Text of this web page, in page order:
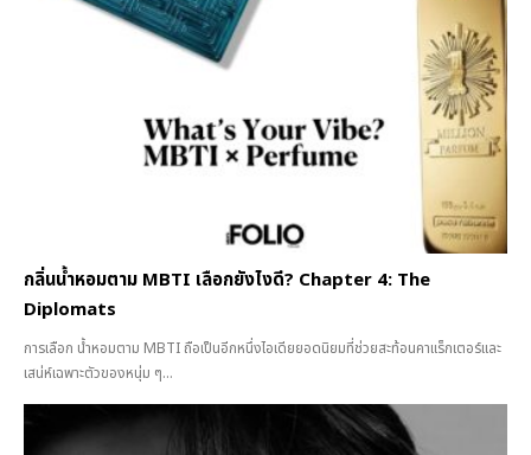
กลิ่นน้ำหอมตาม MBTI เลือกยังไงดี? Chapter 4: The
Diplomats
การเลือก น้ำหอมตาม MBTI ถือเป็นอีกหนึ่งไอเดียยอดนิยมที่ช่วยสะท้อนคาแร็กเตอร์และ
เสน่ห์เฉพาะตัวของหนุ่ม ๆ...